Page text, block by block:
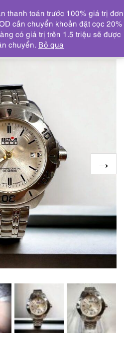
DANH MỤC
Đồng hồ nữ-Sector 540
thanh toán trước 100% giá trị đơn
cần chuyển khoản đặt cọc 20%
có giá trị trên 1.5 triệu sẽ được
chuyển. Bỏ qua